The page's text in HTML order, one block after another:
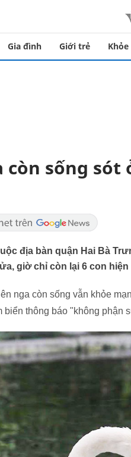
Gia đình Giới trẻ
sống sót
địa bàn quận Hai Bà
giờ chỉ còn lại 6 con
nga còn sống vẫn khỏe
thông báo "không phận